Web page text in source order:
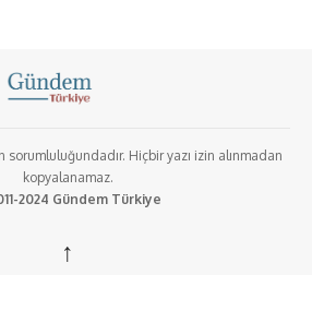
sorumluluğundadır. Hiçbir yazı izin alınmadan
kopyalanamaz.
2024 Gündem Türkiye
↑